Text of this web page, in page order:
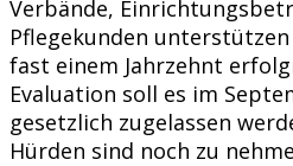
Verbände,
Pflegekunden
fast einem Jahrzehnt
Evaluation soll es im
gesetzlich zugelassen
Hürden sind noch zu